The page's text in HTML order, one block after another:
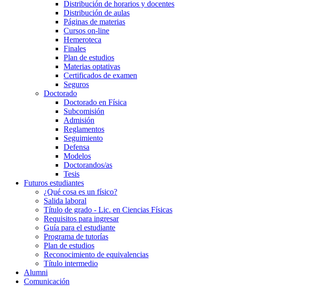
Distribución de horarios y docentes
Distribución de aulas
Páginas de materias
Cursos on-line
Hemeroteca
Finales
Plan de estudios
Materias optativas
Certificados de examen
Seguros
Doctorado
Doctorado en Física
Subcomisión
Admisión
Reglamentos
Seguimiento
Defensa
Modelos
Doctorandos/as
Tesis
Futuros estudiantes
¿Qué cosa es un físico?
Salida laboral
Título de grado - Lic. en Ciencias Físicas
Requisitos para ingresar
Guía para el estudiante
Programa de tutorías
Plan de estudios
Reconocimiento de equivalencias
Título intermedio
Alumni
Comunicación